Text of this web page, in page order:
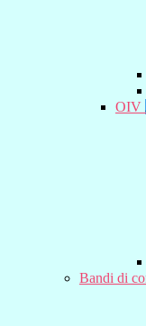
OIV
Bandi di